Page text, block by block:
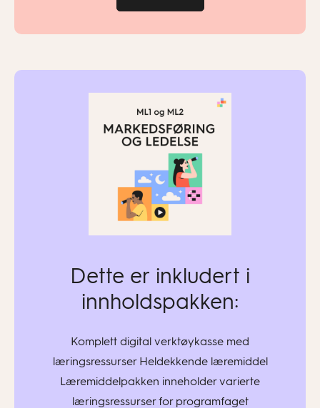
Dette er inkludert i
innholdspakken:
Komplett digital verktøykasse med
læringsressurser Heldekkende læremiddel
Læremiddelpakken inneholder varierte
læringsressurser for programfaget